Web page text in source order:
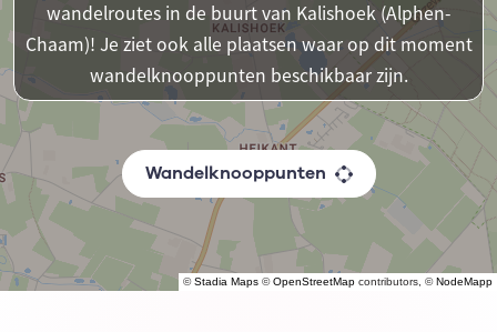
©Stadia Maps ©OpenStreetMap contributors, ©NodeMapp
wandelroutes in de buurt van Kalishoek (Alphen-
Chaam)! Je ziet ook alle plaatsen waar op dit moment
wandelknooppunten beschikbaar zijn.
Wandelknooppunten